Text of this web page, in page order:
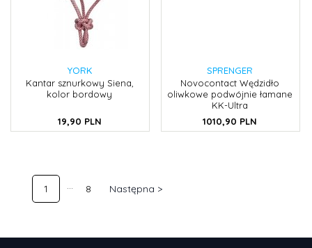
YORK
Kantar sznurkowy Siena,
kolor bordowy
19,90 PLN
SPRENGER
Novocontact Wędzidło
oliwkowe podwójnie łamane
KK-Ultra
1010,90 PLN
1 8 Następna >